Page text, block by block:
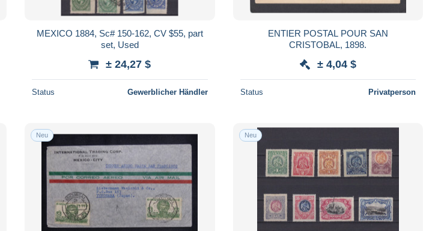
MEXICO 1884, Sc# 150-162, CV $55, part
set, Used
± 24,27 $
Status Gewerblicher Händler
ENTIER POSTAL POUR SAN
CRISTOBAL, 1898.
± 4,04 $
Status Privatperson
Neu Neu